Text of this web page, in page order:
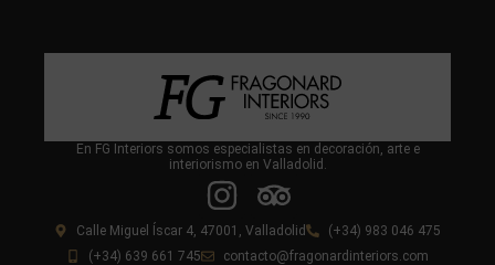
En FG Interiors somos especialistas en decoración, arte e
interiorismo en Valladolid.
Calle Miguel Íscar 4, 47001, Valladolid
(+34) 983 046 475
(+34) 639 661 745
contacto@fragonardinteriors.com